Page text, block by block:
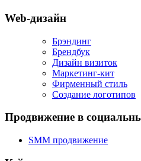
Web-дизайн
Брэндинг
Брендбук
Дизайн визиток
Маркетинг-кит
Фирменный стиль
Создание логотипов
Продвижение в
SMM продвижение